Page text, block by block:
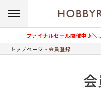
ファイナルセール開催中♪＼
トップページ 会員登録